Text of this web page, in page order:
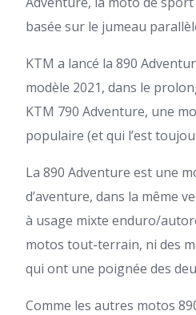
basée sur le jumeau
KTM a lancé la 890
modèle 2021, dans le
KTM 790 Adventure, une
populaire (et qui l’est
La 890 Adventure est une
d’aventure, dans la même
à usage mixte enduro/
motos tout-terrain, ni des
qui ont une poignée des
Comme les autres motos